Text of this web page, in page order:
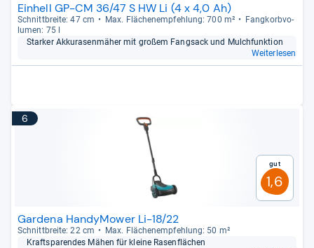
Einhell GP-CM 36/47 S HW Li (4 x 4,0 Ah)
Schnitt­breite: 47 cm Max. Flä­chen­emp­feh­lung: 700 m²
Fang­korb­vo­
lu­men: 75 l
Star­ker Akku­ra­sen­mä­her mit großem Fang­sack und Mulch­funk­tion
Weiterlesen
6
Gut
1,6
Gardena HandyMower Li-18/22
Schnitt­breite: 22 cm
Max. Flä­chen­emp­feh­lung: 50 m²
Kraftspa­ren­des Mähen für kleine Rasen­flä­chen